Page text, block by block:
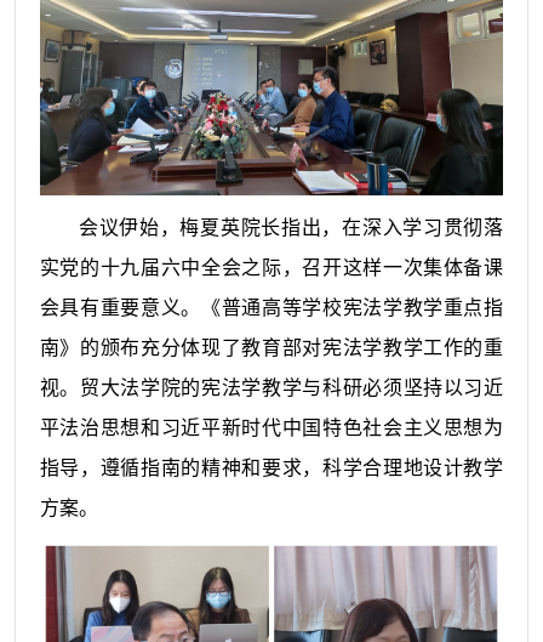
会议伊始，梅夏英院长指出，在深入学习贯彻落
实党的十九届六中全会之际，召开这样一次集体备课
会具有重要意义。《普通高等学校宪法学教学重点指
南》的颁布充分体现了教育部对宪法学教学工作的重
视。贸大法学院的宪法学教学与科研必须坚持以习近
平法治思想和习近平新时代中国特色社会主义思想为
指导，遵循指南的精神和要求，科学合理地设计教学
方案。